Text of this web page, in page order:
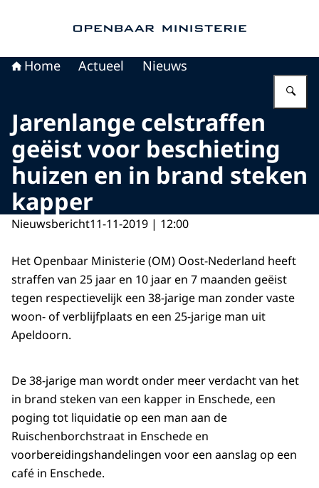
Home Actueel Nieuws
Jarenlange celstraffen
geëist voor beschieting
huizen en in brand steken
kapper
Nieuwsbericht11-11-2019 | 12:00
Het Openbaar Ministerie (OM) Oost-Nederland heeft
straffen van 25 jaar en 10 jaar en 7 maanden geëist
tegen respectievelijk een 38-jarige man zonder vaste
woon- of verblijfplaats en een 25-jarige man uit
Apeldoorn.
De 38-jarige man wordt onder meer verdacht van het
in brand steken van een kapper in Enschede, een
poging tot liquidatie op een man aan de
Ruischenborchstraat in Enschede en
voorbereidingshandelingen voor een aanslag op een
café in Enschede.